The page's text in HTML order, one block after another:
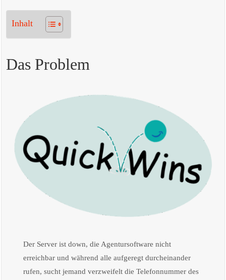
Inhalt
Das Problem
Der Server ist down, die Agentursoftware nicht
erreichbar und während alle aufgeregt durcheinander
rufen, sucht jemand verzweifelt die Telefonnummer des